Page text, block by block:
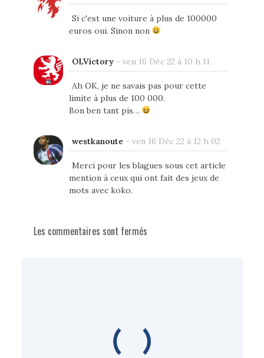
Si c'est une voiture à plus de 100000
euros oui. Sinon non
OLVictory- ven 16 Déc 22 à 10 h 11
Ah OK, je ne savais pas pour cette
limite à plus de 100 000.
Bon ben tant pis…
westkanoute- ven 16 Déc 22 à 12 h 02
Merci pour les blagues sous cet article
mention à ceux qui ont fait des jeux de
mots avec koko.
Les commentaires sont fermés